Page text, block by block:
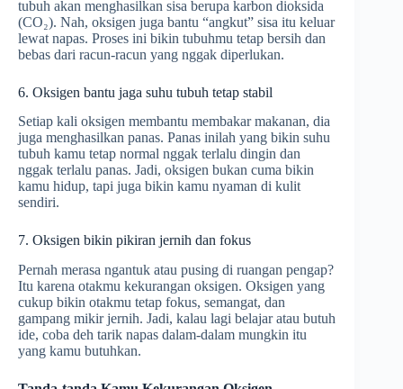
tubuh akan menghasilkan sisa berupa karbon dioksida
(CO₂). Nah, oksigen juga bantu “angkut” sisa itu keluar
lewat napas. Proses ini bikin tubuhmu tetap bersih dan
bebas dari racun-racun yang nggak diperlukan.
6. Oksigen bantu jaga suhu tubuh tetap stabil
Setiap kali oksigen membantu membakar makanan, dia
juga menghasilkan panas. Panas inilah yang bikin suhu
tubuh kamu tetap normal nggak terlalu dingin dan
nggak terlalu panas. Jadi, oksigen bukan cuma bikin
kamu hidup, tapi juga bikin kamu nyaman di kulit
sendiri.
7. Oksigen bikin pikiran jernih dan fokus
Pernah merasa ngantuk atau pusing di ruangan pengap?
Itu karena otakmu kekurangan oksigen. Oksigen yang
cukup bikin otakmu tetap fokus, semangat, dan
gampang mikir jernih. Jadi, kalau lagi belajar atau butuh
ide, coba deh tarik napas dalam-dalam mungkin itu
yang kamu butuhkan.